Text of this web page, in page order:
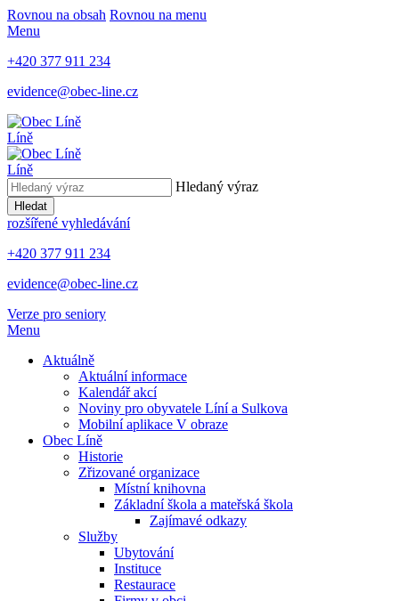
Rovnou na obsah Rovnou na menu
Menu
+420 377 911 234
evidence@obec-line.cz
Líně
Líně
Hledaný výraz
Hledat
rozšířené vyhledávání
+420 377 911 234
evidence@obec-line.cz
Verze pro seniory
Menu
Aktuálně
Aktuální informace
Kalendář akcí
Noviny pro obyvatele Líní a Sulkova
Mobilní aplikace V obraze
Obec Líně
Historie
Zřizované organizace
Místní knihovna
Základní škola a mateřská škola
Zajímavé odkazy
Služby
Ubytování
Instituce
Restaurace